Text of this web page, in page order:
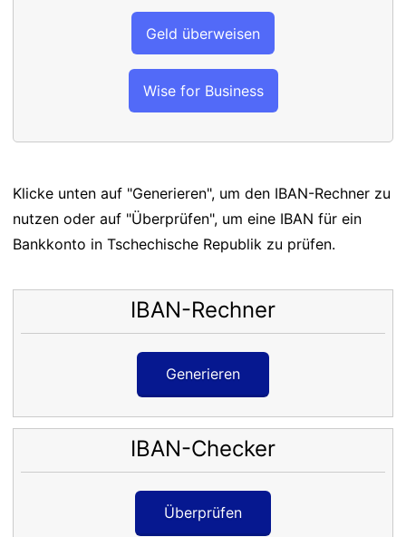
Geld überweisen
Wise for Business
Klicke unten auf "Generieren", um den IBAN-Rechner zu
nutzen oder auf "Überprüfen", um eine IBAN für ein
Bankkonto in Tschechische Republik zu prüfen.
IBAN-Rechner
Generieren
IBAN-Checker
Überprüfen